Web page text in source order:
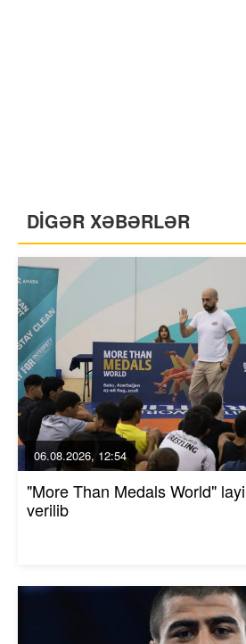
DİGƏR XƏBƏRLƏR
06.08.2026, 12:54
"More Than Medals World"
verilib